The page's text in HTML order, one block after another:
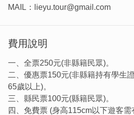
MAIL：lieyu.tour@gmail.com
費用說明
一、全票250元(非縣籍民眾)。
二、優惠票150元(非縣籍持有學生
65歲以上)。
三、縣民票100元(縣籍民眾)。
四、免費票 (身高115cm以下遊客